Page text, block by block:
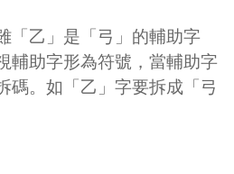
「乙」是「弓」的輔助字
輔助字形為符號，當輔助字
碼。如「乙」字要拆成「弓